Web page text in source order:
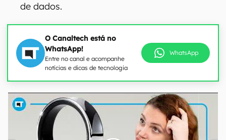
de dados.
O Canaltech está no
WhatsApp!
Entre no canal e acompanhe
notícias e dicas de tecnologia
WhatsApp